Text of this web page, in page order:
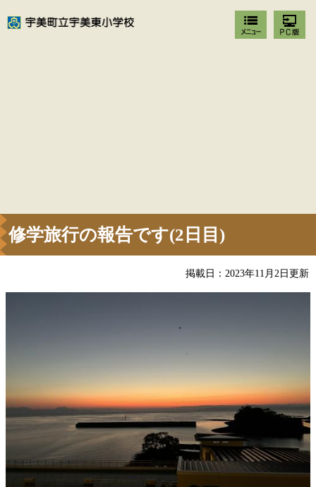
修学旅行の報告です(2日目)
掲載日：2023年11月2日更新